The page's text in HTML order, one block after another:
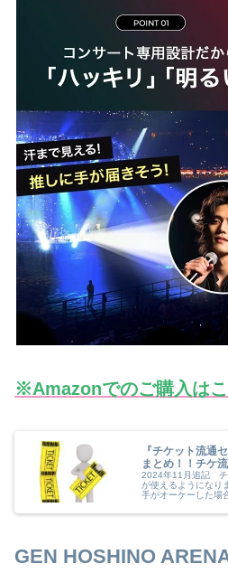
※Amazonでのご購入はこ
『チケット流通
まとめ！！チケ
2024年11月追記 チ
が使えるようになり
手がオーケーした場
などに使えます。 売
GEN HOSHINO